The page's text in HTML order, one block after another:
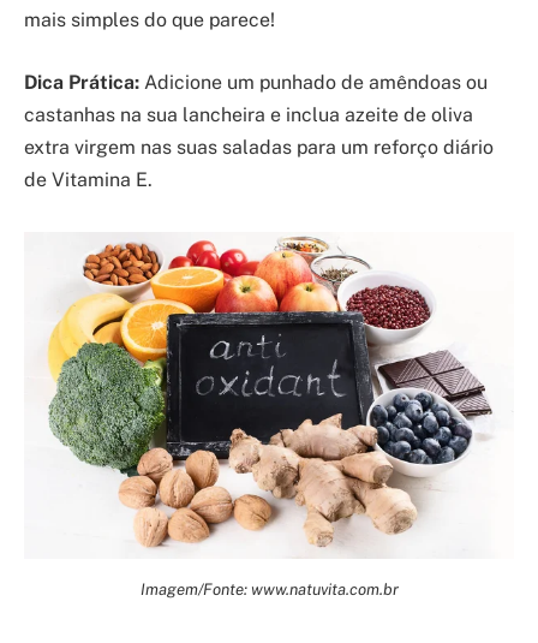
mais simples do que parece!
Dica Prática: Adicione um punhado de amêndoas ou
castanhas na sua lancheira e inclua azeite de oliva
extra virgem nas suas saladas para um reforço diário
de Vitamina E.
Imagem/Fonte: www.natuvita.com.br